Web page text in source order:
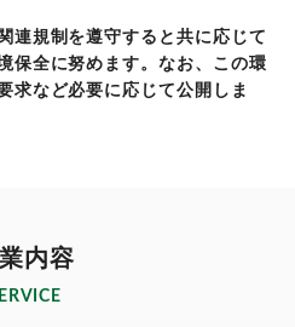
連規制を遵守すると共に応じて
保全に努めます。なお、この環
求など必要に応じて公開しま
内容